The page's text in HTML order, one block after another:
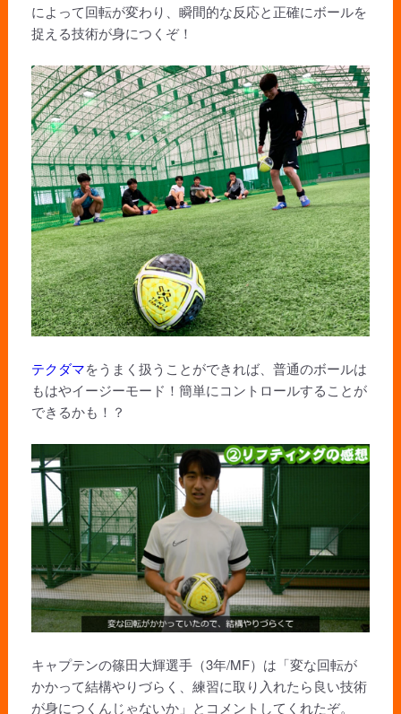
によって回転が変わり、瞬間的な反応と正確にボールを
捉える技術が身につくぞ！
テクダマをうまく扱うことができれば、普通のボールは
もはやイージーモード！簡単にコントロールすることが
できるかも！？
キャプテンの篠田大輝選手（3年/MF）は「変な回転が
かかって結構やりづらく、練習に取り入れたら良い技術
が身につくんじゃないか」とコメントしてくれたぞ。